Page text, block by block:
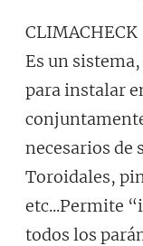
CLIMACHECK
Es un
para instalar
necesarios de
Toroidales,
etc...Permite
todos los